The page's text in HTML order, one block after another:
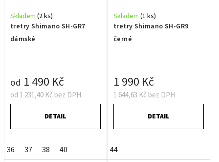
tretry Shimano SH-GR7
dámské
Skladem (2 ks)
od 1 231,40 Kč bez DPH
od 1 490 Kč
DETAIL
36 37 38 40
tretry Shimano SH-GR9
černé
Skladem (1 ks)
1 644,63 Kč bez DPH
1 990 Kč
DETAIL
44